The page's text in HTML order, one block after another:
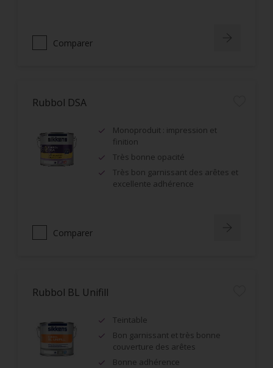
Comparer
Rubbol DSA
Monoproduit : impression et
finition
Très bonne opacité
Très bon garnissant des arêtes et
excellente adhérence
Comparer
Rubbol BL Unifill
Teintable
Bon garnissant et très bonne
couverture des arêtes
Bonne adhérence